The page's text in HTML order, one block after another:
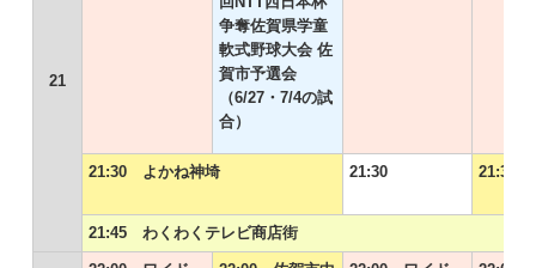
21
争奪佐賀県学童
軟式野球大会 佐
賀市予選会
（6/27・7/4の試
合）
21:30 よかね神埼 21:30 21:30
21:45 わくわくテレビ商店街